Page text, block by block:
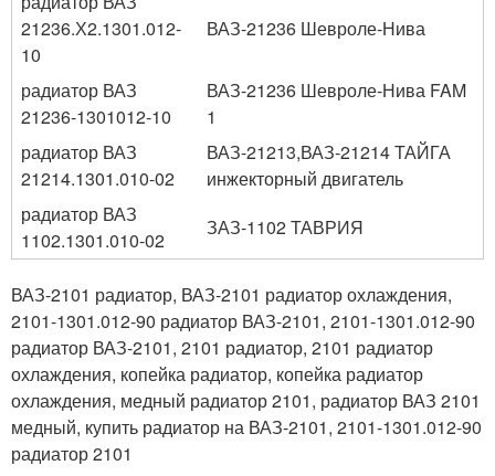
21236.Х2.1301.012-
10
ВАЗ-21236 Шевроле-Нива
радиатор ВАЗ
21236-1301012-10
ВАЗ-21236 Шевроле-Нива FAM
1
радиатор ВАЗ
21214.1301.010-02
ВАЗ-21213,ВАЗ-21214 ТАЙГА
инжекторный двигатель
радиатор ВАЗ
1102.1301.010-02
ЗАЗ-1102 ТАВРИЯ
ВАЗ-2101 радиатор, ВАЗ-2101 радиатор охлаждения,
2101-1301.012-90 радиатор ВАЗ-2101, 2101-1301.012-90
радиатор ВАЗ-2101, 2101 радиатор, 2101 радиатор
охлаждения, копейка радиатор, копейка радиатор
охлаждения, медный радиатор 2101, радиатор ВАЗ 2101
медный, купить радиатор на ВАЗ-2101, 2101-1301.012-90
радиатор 2101